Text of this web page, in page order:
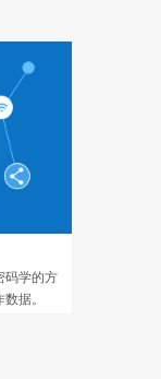
码学的方
据。